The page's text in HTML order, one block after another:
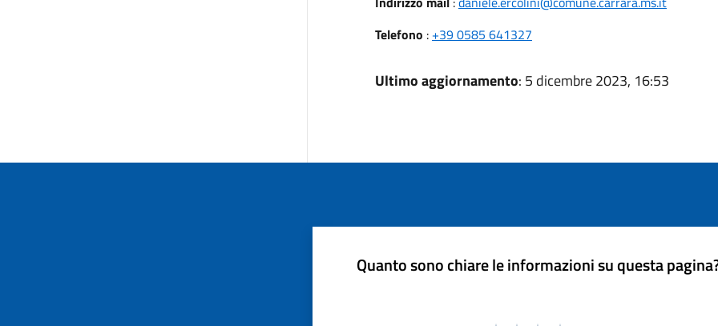
Telefono : +39 0585 641327
Ultimo aggiornamento: 5 dicembre 2023, 16:53
Quanto sono chiare le informazioni su questa